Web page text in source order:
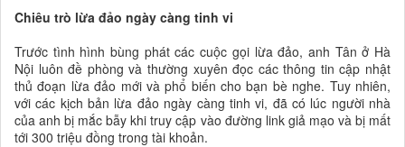
Chiêu trò lừa đảo ngày càng tinh vi
Trước tình hình bùng phát các cuộc gọi lừa đảo, anh Tân ở Hà
Nội luôn đề phòng và thường xuyên đọc các thông tin cập nhật
thủ đoạn lừa đảo mới và phổ biến cho bạn bè nghe. Tuy nhiên,
với các kịch bản lừa đảo ngày càng tinh vi, đã có lúc người nhà
của anh bị mắc bẫy khi truy cập vào đường link giả mạo và bị mất
tới 300 triệu đồng trong tài khoản.